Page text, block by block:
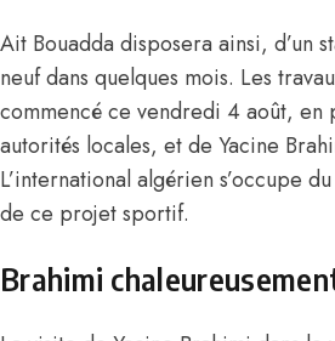
Ait Bouadda disposera ainsi, d’un
neuf dans quelques mois. Les
commencé ce vendredi 4 août, en
autorités locales, et de Yacine
L’international algérien s’occupe
de ce projet sportif.
Brahimi